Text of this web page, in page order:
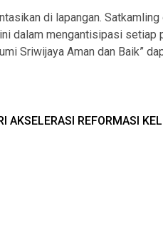
di lapangan.
dalam mengantisipasi setiap
Sriwijaya Aman dan Baik”
AKSELERASI REFORMASI